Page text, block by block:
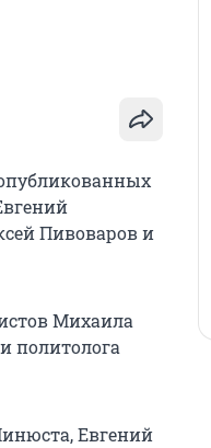
Пивоваров и
Михаила
политолога
Евгений